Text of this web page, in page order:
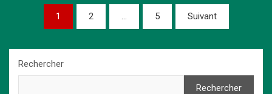
Pagination
publications
1 2 … 5 Suivant
Rechercher
Rechercher